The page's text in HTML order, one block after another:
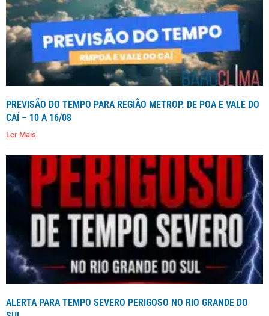
PREVISÃO DO TEMPO PARA REGIÃO METROP. DE POA E VALE DO
CAÍ – 10 A 16/08
Ler Mais
ALERTA PARA TEMPO SEVERO PERIGOSO NO RIO GRANDE DO